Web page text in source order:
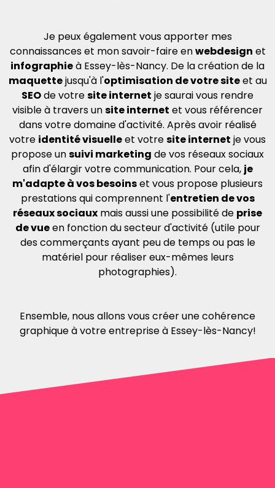
Je peux également vous apporter mes
connaissances et mon savoir-faire enwebdesign et
infographieà Essey-lès-Nancy. De la création de la
maquettejusqu'à l'optimisation de votre siteet au
SEOde votresite internet je saurai vous rendre
visible à travers unsite internet et vous référencer
dans votre domaine d'activité. Après avoir réalisé
votre identité visuelleet votresite internet je vous
propose unsuivi marketing de vos réseaux sociaux
afin d'élargir votre communication. Pour cela, je
m'adapte à vos besoinset vous propose plusieurs
prestations qui comprennent l'entretien de vos
réseaux sociaux mais aussi une possibilité de prise
de vueen fonction du secteur d'activité (utile pour
des commerçants ayant peu de temps ou pas le
matériel pour réaliser eux-mêmes leurs
photographies).
Ensemble, nous allons vous créer une cohérence
graphique à votre entreprise à Essey-lès-Nancy!